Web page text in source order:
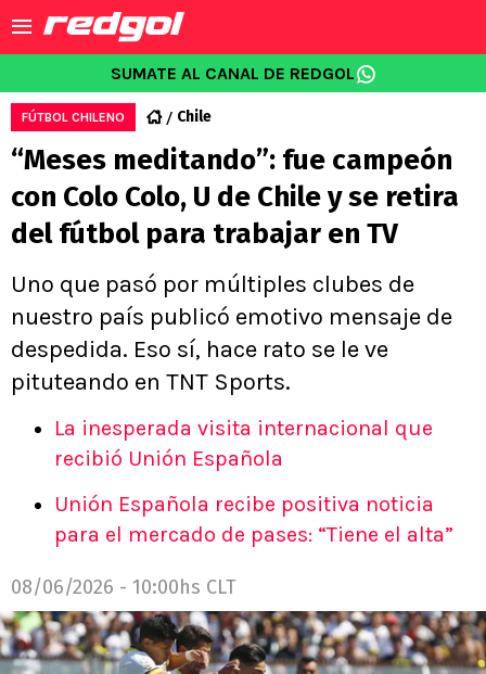
SUMATE AL CANAL DE REDGOL
FÚTBOL CHILENO Chile
“Meses meditando”: fue campeón
con Colo Colo, U de Chile y se retira
del fútbol para trabajar en TV
Uno que pasó por múltiples clubes de
nuestro país publicó emotivo mensaje de
despedida. Eso sí, hace rato se le ve
pituteando en TNT Sports.
La inesperada visita internacional que
recibió Unión Española
Unión Española recibe positiva noticia
para el mercado de pases: “Tiene el alta”
08/06/2026 - 10:00hs CLT